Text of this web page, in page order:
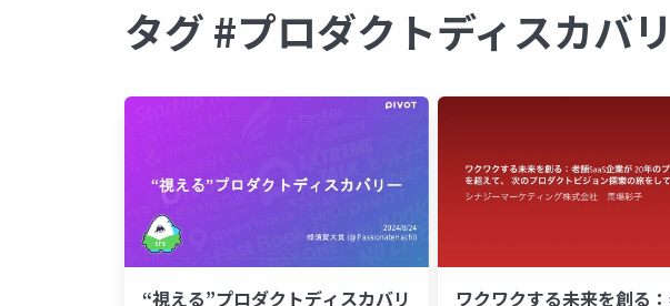
タグ #プロダクトディスカバ
“視える”プロダクトディスカバリ
ワクワクする未来を創る